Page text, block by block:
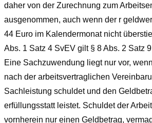
daher von der Zurechnung zum
ausgenommen, auch wenn der r
44 Euro im Kalendermonat nicht
Abs. 1 Satz 4 SvEV gilt § 8 Abs. 2 Satz
Eine Sachzuwendung liegt nur vor,
nach der arbeitsvertraglichen
Sachleistung schuldet und den
erfüllungsstatt leistet. Schuldet der
vornherein nur einen Geldbetrag,